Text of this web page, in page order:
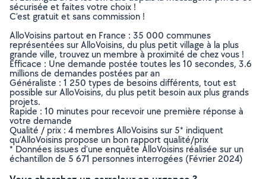
sécurisée et faites votre choix !
C’est gratuit et sans commission !
AlloVoisins partout en France : 35 000 communes
représentées sur AlloVoisins, du plus petit village à la plus
grande ville, trouvez un membre à proximité de chez vous !
Efficace : Une demande postée toutes les 10 secondes, 3.6
millions de demandes postées par an
Généraliste : 1 250 types de besoins différents, tout est
possible sur AlloVoisins, du plus petit besoin aux plus grands
projets.
Rapide : 10 minutes pour recevoir une première réponse à
votre demande
Qualité / prix : 4 membres AlloVoisins sur 5* indiquent
qu’AlloVoisins propose un bon rapport qualité/prix
* Données issues d’une enquête AlloVoisins réalisée sur un
échantillon de 5 671 personnes interrogées (Février 2024)